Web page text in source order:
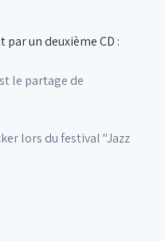
un deuxième CD :
le partage de
lors du festival "Jazz